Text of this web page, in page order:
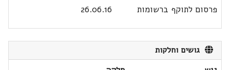
פרסום לתוקף ברשומות
26.06.16
גושים וחלקות